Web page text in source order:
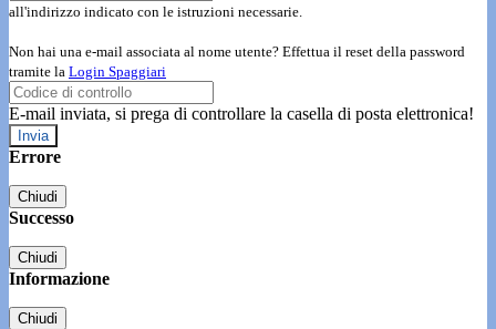
all'indirizzo indicato con le istruzioni necessarie.
Non hai una e-mail associata al nome utente? Effettua il reset della password
tramite la Login Spaggiari
E-mail inviata, si prega di controllare la casella di posta elettronica!
Errore
Chiudi
Successo
Chiudi
Informazione
Chiudi